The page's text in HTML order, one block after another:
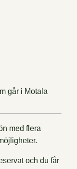
går i Motala
med flera
och du får